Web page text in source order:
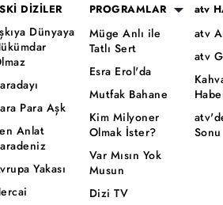
DİZİLER
Dünyaya
Para Aşk
Anlat
Yakası
PROGRAMLAR
Müge Anlı ile
Tatlı Sert
Esra Erol'da
Mutfak Bahane
Kim Milyoner
Olmak İster?
Var Mısın Yok
Musun
Dizi TV
atv
atv
atv
Sonu